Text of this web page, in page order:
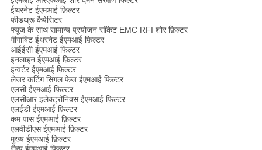
ईथरनेट ईएमआई फ़िल्टर
फीडथ्रू कैपेसिटर
फ्यूज के साथ सामान्य प्रयोजन सॉकेट EMC RFI शोर फ़िल्टर
गीगाबिट ईथरनेट ईएमआई फ़िल्टर
आईईसी ईएमआई फिल्टर
इनलाइन ईएमआई फ़िल्टर
इन्वर्टर ईएमआई फ़िल्टर
लेजर कटिंग सिंगल फेज ईएमआई फिल्टर
एलसी ईएमआई फ़िल्टर
एलसीआर इलेक्ट्रॉनिक्स ईएमआई फ़िल्टर
एलईडी ईएमआई फ़िल्टर
कम पास ईएमआई फ़िल्टर
एलवीडीएस ईएमआई फ़िल्टर
मुख्य ईएमआई फ़िल्टर